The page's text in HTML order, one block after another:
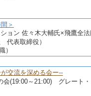
＞
ョン 佐々木大輔氏×飛鷹全
代表取締役）
）
交流を深める会ー--
会(19:00～21:00) グレート